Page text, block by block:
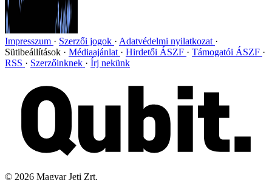
Impresszum Szerzői jogok
Adatvédelmi nyilatkozat
Sütibeállítások
Médiaajánlat Hirdetői ÁSZF
Támogatói ÁSZF
RSS
Szerzőinknek Írj nekünk
© 2026 Magyar Jeti Zrt.